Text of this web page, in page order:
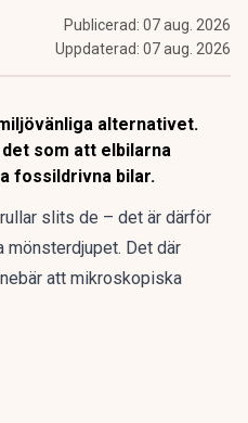
Publicerad: 07 aug. 2026
Uppdaterad: 07 aug. 2026
alternativet.
som att elbilarna
fossildrivna bilar.
slits de – det är därför
mönsterdjupet. Det där
att mikroskopiska